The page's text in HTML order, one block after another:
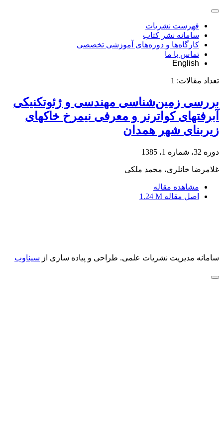
فهرست نشریات
سامانه نشر کتاب
کارگاه‌ها و دوره‌های آموزشی تخصصی
تماس با ما
English
تعداد مقالات: 1
بررسی زمین‌شناسی مهندسی و ژئوتکنیکی
آبرفتهای کواترنر و معرفی نیمرخ خاکهای
زیربنای شهر همدان
دوره 32، شماره 1، 1385
غلامرضا خانلری، محمد ملکی
مشاهده مقاله
اصل مقاله 1.24 M
سامانه مدیریت نشریات علمی. طراحی و پیاده سازی از سیناوب